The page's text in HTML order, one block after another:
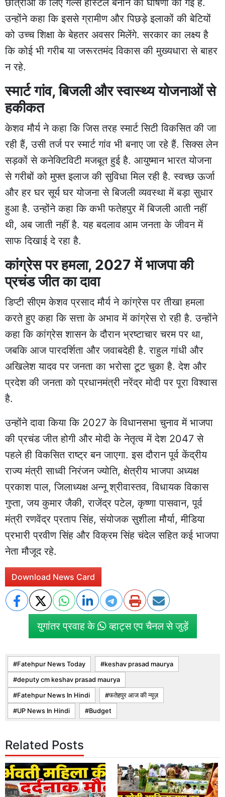
उन्होंने कहा कि इससे ग्रामीण और पिछड़े इलाकों की बेटियों
को उच्च शिक्षा के बेहतर अवसर मिलेंगे. सरकार का लक्ष्य है
कि कोई भी गरीब या जरूरतमंद विकास की मुख्यधारा से बाहर
न रहे.
स्मार्ट गांव, बिजली और स्वास्थ्य योजनाओं से
हकीकत
केशव मौर्य ने कहा कि जिस तरह स्मार्ट सिटी विकसित की जा
रही हैं, उसी तर्ज पर स्मार्ट गांव भी बनाए जा रहे हैं. सिक्स लेन
सड़कों से कनेक्टिविटी मजबूत हुई है. आयुष्मान भारत योजना
से गरीबों को मुफ्त इलाज की सुविधा मिल रही है. स्वच्छ ऊर्जा
और हर घर सूर्य घर योजना से बिजली व्यवस्था में बड़ा सुधार
हुआ है. उन्होंने कहा कि कभी फतेहपुर में बिजली आती नहीं
थी, अब जाती नहीं है. यह बदलाव आम जनता के जीवन में
साफ दिखाई दे रहा है.
कांग्रेस पर हमला, 2027 में भाजपा की
प्रचंड जीत का दावा
डिप्टी सीएम केशव प्रसाद मौर्य ने कांग्रेस पर तीखा हमला
करते हुए कहा कि सत्ता के अभाव में कांग्रेस रो रही है. उन्होंने
कहा कि कांग्रेस शासन के दौरान भ्रष्टाचार चरम पर था,
जबकि आज पारदर्शिता और जवाबदेही है. राहुल गांधी और
अखिलेश यादव पर जनता का भरोसा टूट चुका है. देश और
प्रदेश की जनता को प्रधानमंत्री नरेंद्र मोदी पर पूरा विश्वास
है.
उन्होंने दावा किया कि 2027 के विधानसभा चुनाव में भाजपा
की प्रचंड जीत होगी और मोदी के नेतृत्व में देश 2047 से
पहले ही विकसित राष्ट्र बन जाएगा. इस दौरान पूर्व केंद्रीय
राज्य मंत्री साध्वी निरंजन ज्योति, क्षेत्रीय भाजपा अध्यक्ष
प्रकाश पाल, जिलाध्यक्ष अन्नू श्रीवास्तव, विधायक विकास
गुप्ता, जय कुमार जैकी, राजेंद्र पटेल, कृष्णा पासवान, पूर्व
मंत्री रणवेंद्र प्रताप सिंह, संयोजक सुशीला मौर्या, मीडिया
प्रभारी प्रवीण सिंह और विक्रम सिंह चंदेल सहित कई भाजपा
नेता मौजूद रहे.
Download News Card
युगांतर प्रवाह के व्हाट्स एप चैनल से जुड़ें
Fatehpur News Today keshav prasad maurya
deputy cm keshav prasad maurya
Fatehpur News In Hindi फतेहपुर आज की न्यूज़
UP News In Hindi Budget
Related Posts